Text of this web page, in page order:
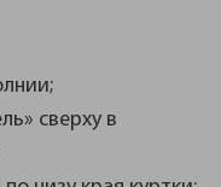
сверху в